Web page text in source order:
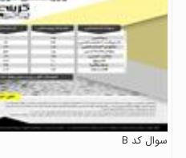
سوال کد B